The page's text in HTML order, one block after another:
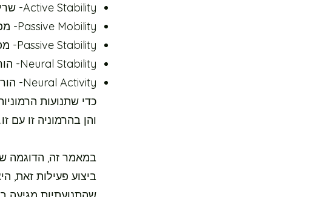
Active Stability- שרירים המוטים ליציבתיות כגון שרירי האגן העמוקים.
Passive Mobility- מפרקים המוטים לתנועתיות כגון מפרקי הירכיים.
Passive Stability- מפרקים הנוטים ליציבתיות כגון מפרקי האגן.
Neural Stability- הוראות עצביות מוטות ליציבתיות.
Neural Activity- הוראות עצביות מוטות לתנועתיות.
כדי שתנועות
והן בהרמוניה זו עם זו.
במאמר זה, הדוגמה
ביצוע פעילות זאת,